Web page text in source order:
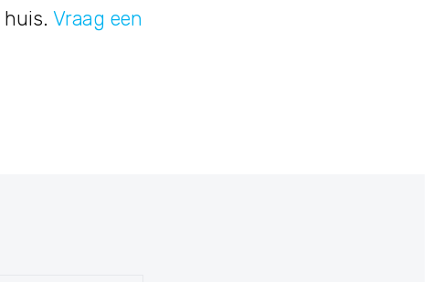
Vraag een